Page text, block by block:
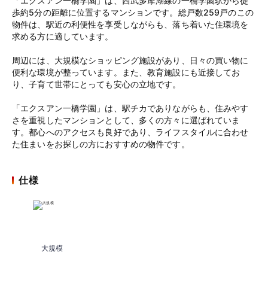
歩約5分の距離に位置するマンションです。総戸数259戸のこの
物件は、駅近の利便性を享受しながらも、落ち着いた住環境を
求める方に適しています。
周辺には、大規模なショッピング施設があり、日々の買い物に
便利な環境が整っています。また、教育施設にも近接してお
り、子育て世帯にとっても安心の立地です。
「エクスアン一橋学園」は、駅チカでありながらも、住みやす
さを重視したマンションとして、多くの方々に選ばれていま
す。都心へのアクセスも良好であり、ライフスタイルに合わせ
た住まいをお探しの方におすすめの物件です。
仕様
大規模